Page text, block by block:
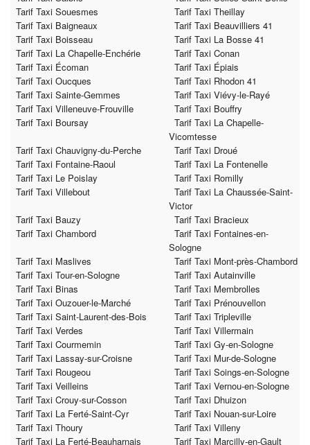
Tarif Taxi Souesmes
Tarif Taxi Theillay
Tarif Taxi Baigneaux
Tarif Taxi Beauvilliers 41
Tarif Taxi Boisseau
Tarif Taxi La Bosse 41
Tarif Taxi La Chapelle-Enchérie
Tarif Taxi Conan
Tarif Taxi Écoman
Tarif Taxi Épiais
Tarif Taxi Oucques
Tarif Taxi Rhodon 41
Tarif Taxi Sainte-Gemmes
Tarif Taxi Viévy-le-Rayé
Tarif Taxi Villeneuve-Frouville
Tarif Taxi Bouffry
Tarif Taxi Boursay
Tarif Taxi La Chapelle-
Vicomtesse
Tarif Taxi Chauvigny-du-Perche
Tarif Taxi Droué
Tarif Taxi Fontaine-Raoul
Tarif Taxi La Fontenelle
Tarif Taxi Le Poislay
Tarif Taxi Romilly
Tarif Taxi Villebout
Tarif Taxi La Chaussée-Saint-
Victor
Tarif Taxi Bauzy
Tarif Taxi Bracieux
Tarif Taxi Chambord
Tarif Taxi Fontaines-en-
Sologne
Tarif Taxi Maslives
Tarif Taxi Mont-près-Chambord
Tarif Taxi Tour-en-Sologne
Tarif Taxi Autainville
Tarif Taxi Binas
Tarif Taxi Membrolles
Tarif Taxi Ouzouer-le-Marché
Tarif Taxi Prénouvellon
Tarif Taxi Saint-Laurent-des-Bois
Tarif Taxi Tripleville
Tarif Taxi Verdes
Tarif Taxi Villermain
Tarif Taxi Courmemin
Tarif Taxi Gy-en-Sologne
Tarif Taxi Lassay-sur-Croisne
Tarif Taxi Mur-de-Sologne
Tarif Taxi Rougeou
Tarif Taxi Soings-en-Sologne
Tarif Taxi Veilleins
Tarif Taxi Vernou-en-Sologne
Tarif Taxi Crouy-sur-Cosson
Tarif Taxi Dhuizon
Tarif Taxi La Ferté-Saint-Cyr
Tarif Taxi Nouan-sur-Loire
Tarif Taxi Thoury
Tarif Taxi Villeny
Tarif Taxi La Ferté-Beauharnais
Tarif Taxi Marcilly-en-Gault